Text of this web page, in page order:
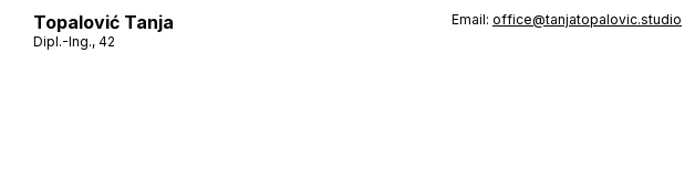
Topalović Tanja
Dipl.-Ing., 42
Email: office@tanjatopalovic.studio